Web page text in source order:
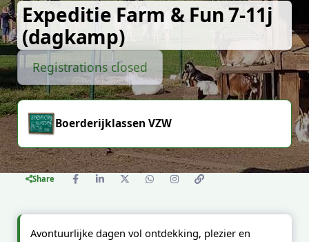
Expeditie Farm & Fun 7-11j
(dagkamp)
Registrations closed
Boerderijklassen VZW
Share
Avontuurlijke dagen vol ontdekking, plezier en